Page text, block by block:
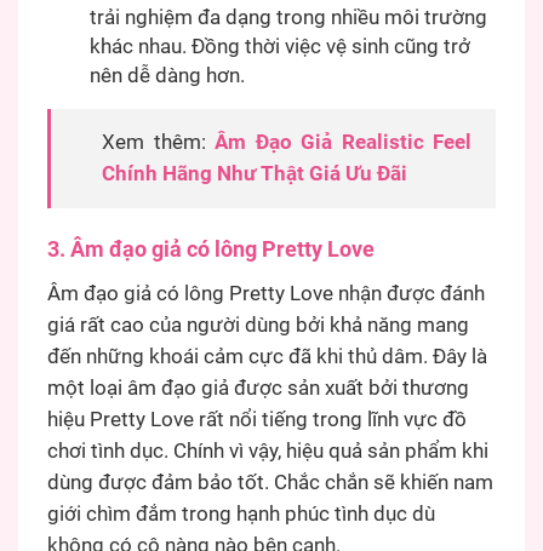
trải nghiệm đa dạng trong nhiều môi trường
khác nhau. Đồng thời việc vệ sinh cũng trở
nên dễ dàng hơn.
Xem thêm: Âm Đạo Giả Realistic Feel
Chính Hãng Như Thật Giá Ưu Đãi
3. Âm đạo giả có lông Pretty Love
Âm đạo giả có lông Pretty Love nhận được đánh
giá rất cao của người dùng bởi khả năng mang
đến những khoái cảm cực đã khi thủ dâm. Đây là
một loại âm đạo giả được sản xuất bởi thương
hiệu Pretty Love rất nổi tiếng trong lĩnh vực đồ
chơi tình dục. Chính vì vậy, hiệu quả sản phẩm khi
dùng được đảm bảo tốt. Chắc chắn sẽ khiến nam
giới chìm đắm trong hạnh phúc tình dục dù
không có cô nàng nào bên cạnh.